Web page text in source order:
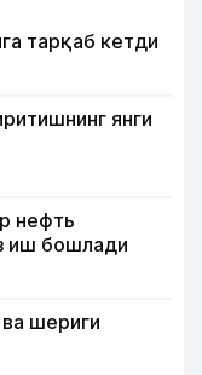
тарқаб кетди
янги
нефть
иш бошлади
шериги